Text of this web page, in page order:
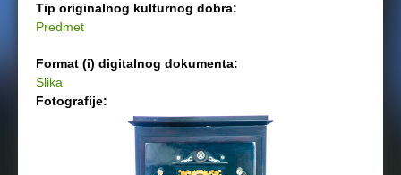
Tip originalnog kulturnog dobra:
Predmet
Format (i) digitalnog dokumenta:
Slika
Fotografije: